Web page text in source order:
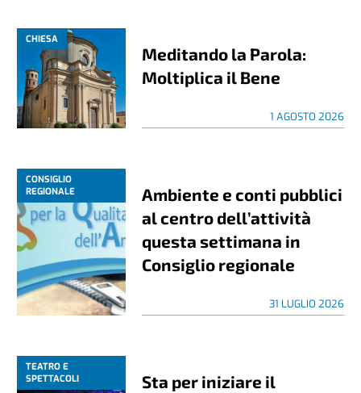
CHIESA
Meditando la Parola:
Moltiplica il Bene
1 AGOSTO 2026
CONSIGLIO
REGIONALE
Ambiente e conti pubblici
al centro dell’attività
questa settimana in
Consiglio regionale
31 LUGLIO 2026
TEATRO E
SPETTACOLI
Sta per iniziare il